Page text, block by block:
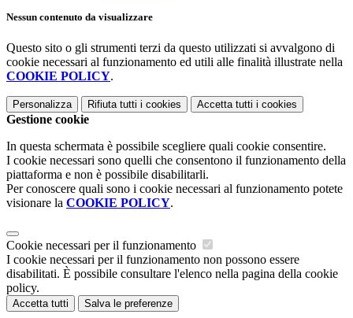
Nessun contenuto da visualizzare
Questo sito o gli strumenti terzi da questo utilizzati si avvalgono di
cookie necessari al funzionamento ed utili alle finalità illustrate nella
COOKIE POLICY.
Personalizza Rifiuta tutti i cookies Accetta tutti i cookies
Gestione cookie
In questa schermata è possibile scegliere quali cookie consentire.
I cookie necessari sono quelli che consentono il funzionamento della
piattaforma e non è possibile disabilitarli.
Per conoscere quali sono i cookie necessari al funzionamento potete
visionare la COOKIE POLICY.
Cookie necessari per il funzionamento
I cookie necessari per il funzionamento non possono essere
disabilitati. È possibile consultare l'elenco nella pagina della cookie
policy.
Accetta tutti Salva le preferenze